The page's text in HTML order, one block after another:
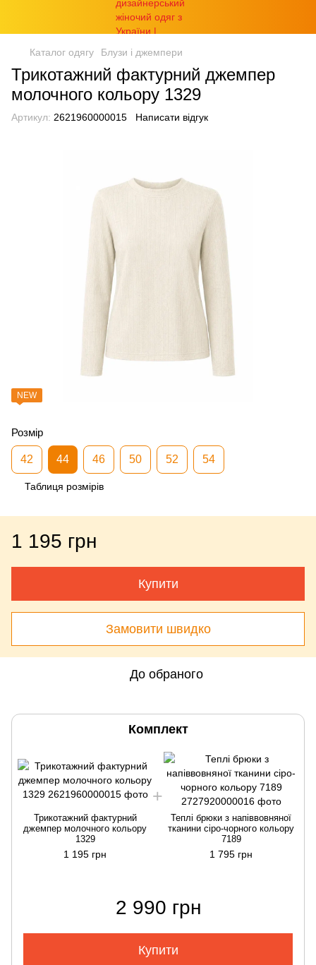
Каталог одягу Блузи і джемпери
Трикотажний фактурний джемпер
молочного кольору 1329
Артикул: 2621960000015 Написати відгук
NEW
Розмір
42 44 46 50 52 54
Таблиця розмірів
1 195 грн
Купити
Замовити швидко
До обраного
Комплект
Трикотажний фактурний
джемпер молочного кольору
1329
1 195 грн
Теплі брюки з напіввовняної
тканини сіро-чорного кольору
7189
1 795 грн
2 990 грн
Купити